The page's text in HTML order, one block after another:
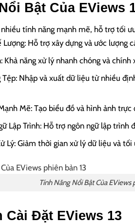
Bật Của EViews
nhiều tính năng mạnh mẽ, hỗ trợ tối
Lượng: Hỗ trợ xây dựng và ước lượng
Khả năng xử lý nhanh chóng và
Nhập và xuất dữ liệu từ nhiều
Mẽ: Tạo biểu đồ và hình ảnh
Lập Trình: Hỗ trợ ngôn ngữ lập trình
Lý: Giảm thời gian xử lý dữ liệu và
Tính Năng Nổi Bật Của EViews
Cài Đặt EViews 13